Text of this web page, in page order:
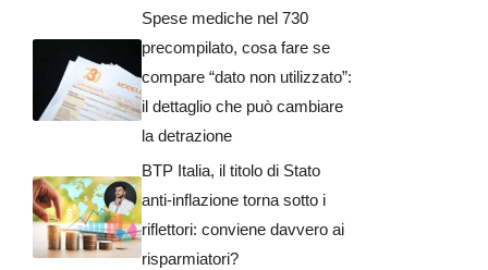
Spese mediche nel 730
precompilato, cosa fare se
compare “dato non utilizzato”:
il dettaglio che può cambiare
la detrazione
BTP Italia, il titolo di Stato
anti-inflazione torna sotto i
riflettori: conviene davvero ai
risparmiatori?